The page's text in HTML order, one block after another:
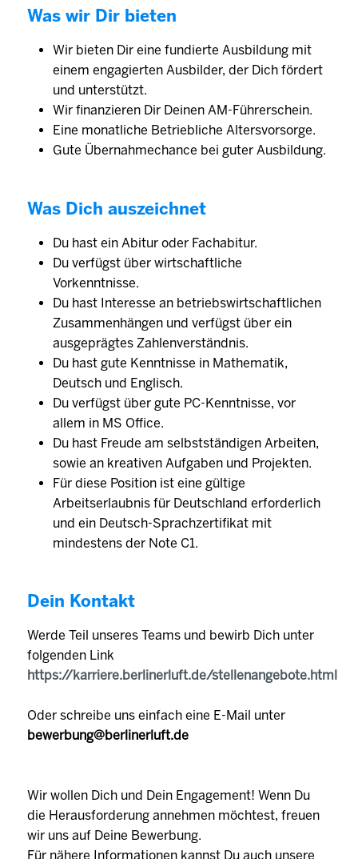
Was wir Dir bieten
Wir bieten Dir eine fundierte Ausbildung mit
einem engagierten Ausbilder, der Dich fördert
und unterstützt.
Wir finanzieren Dir Deinen AM-Führerschein.
Eine monatliche Betriebliche Altersvorsorge.
Gute Übernahmechance bei guter Ausbildung.
Was Dich auszeichnet
Du hast ein Abitur oder Fachabitur.
Du verfügst über wirtschaftliche
Vorkenntnisse.
Du hast Interesse an betriebswirtschaftlichen
Zusammenhängen und verfügst über ein
ausgeprägtes Zahlenverständnis.
Du hast gute Kenntnisse in Mathematik,
Deutsch und Englisch.
Du verfügst über gute PC-Kenntnisse, vor
allem in MS Office.
Du hast Freude am selbstständigen Arbeiten,
sowie an kreativen Aufgaben und Projekten.
Für diese Position ist eine gültige
Arbeitserlaubnis für Deutschland erforderlich
und ein Deutsch-Sprachzertifikat mit
mindestens der Note C1.
Dein Kontakt
Werde Teil unseres Teams und bewirb Dich unter
folgenden Link
https://karriere.berlinerluft.de/stellenangebote.html
Oder schreibe uns einfach eine E-Mail unter
bewerbung@berlinerluft.de
Wir wollen Dich und Dein Engagement! Wenn Du
die Herausforderung annehmen möchtest, freuen
wir uns auf Deine Bewerbung.
Für nähere Informationen kannst Du auch unsere